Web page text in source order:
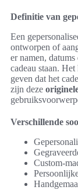
Definitie van
Een
ontworpen of
er namen,
cadeau staan.
geven dat het
zijn deze
Verschillende
Custom-